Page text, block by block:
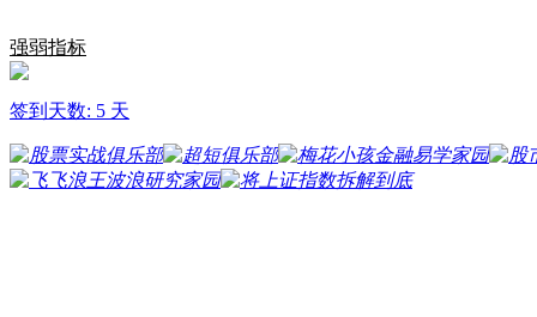
强弱指标
签到天数: 5 天